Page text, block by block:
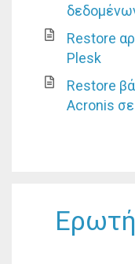
Restore
Plesk
Restore
Αcronis